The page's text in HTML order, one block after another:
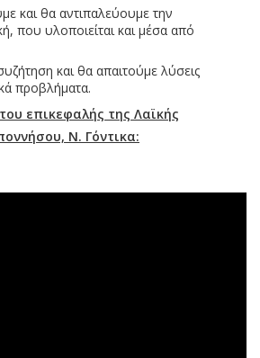
και θα αντιπαλεύουμε την
που υλοποιείται και μέσα από
και θα απαιτούμε λύσεις
προβλήματα.
επικεφαλής της Λαϊκής
Ν. Γόντικα: